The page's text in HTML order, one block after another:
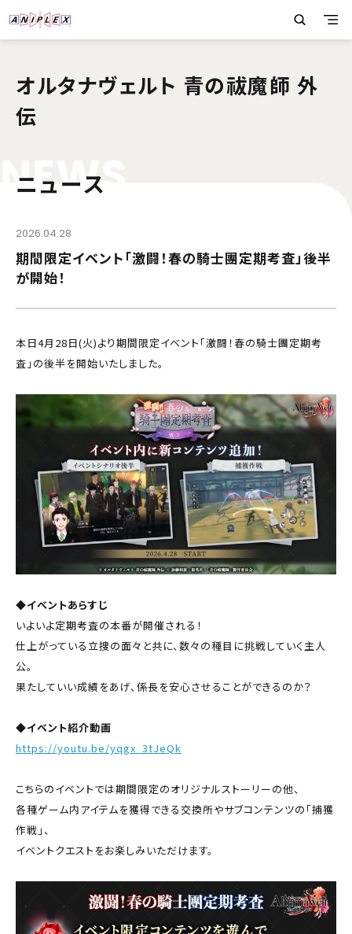
オルタナヴェルト 青の祓魔師 外
伝
NEWS
ニュース
2026.04.28
期間限定イベント「激闘！春の騎士團定期考査」後半
が開始！
本日4月28日(火)より期間限定イベント「激闘！春の騎士團定期考
査」の後半を開始いたしました。
◆イベントあらすじ
いよいよ定期考査の本番が開催される！
仕上がっている立捜の面々と共に、数々の種目に挑戦していく主人
公。
果たしていい成績をあげ、係長を安心させることができるのか？
◆イベント紹介動画
https://youtu.be/yqgx_3tJeQk
こちらのイベントでは期間限定のオリジナルストーリーの他、
各種ゲーム内アイテムを獲得できる交換所やサブコンテンツの「捕獲
作戦」、
イベントクエストをお楽しみいただけます。